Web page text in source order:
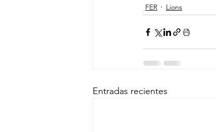
FER Lions
Entradas recientes